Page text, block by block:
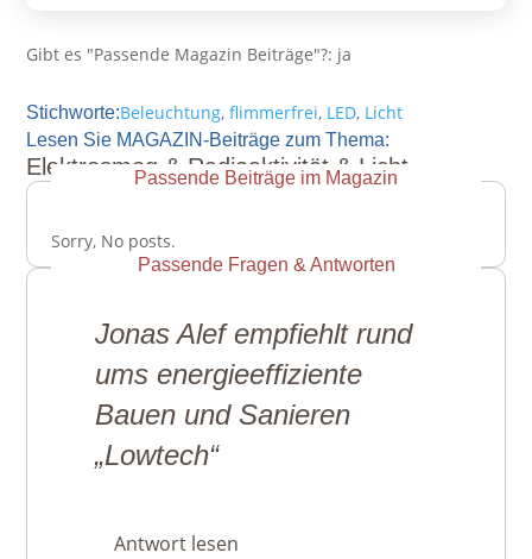
Gibt es "Passende Magazin Beiträge"?: ja
Stichworte:Beleuchtung,flimmerfrei, LED, Licht
Lesen Sie MAGAZIN-Beiträge zum Thema:
Elektrosmog & Radioaktivität & Licht
Passende Beiträge im Magazin
Sorry, No posts.
Passende Fragen & Antworten
Jonas Alef empfiehlt rund
ums energieeffiziente
Bauen und Sanieren
„Lowtech“
Antwort lesen